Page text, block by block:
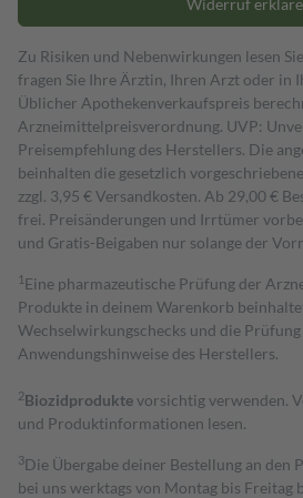
Widerruf
Zu Risiken und Nebenwirkungen lesen
fragen Sie Ihre Ärztin, Ihren Arzt oder in
Üblicher Apothekenverkaufspreis
Arzneimittelpreisverordnung. UVP:
Preisempfehlung des Herstellers. Die
beinhalten die gesetzlich
zzgl. 3,95 € Versandkosten. Ab 29,00 €
frei. Preisänderungen und Irrtümer
und Gratis-Beigaben nur solange der
1 Eine pharmazeutische Prüfung der
Produkte in deinem Warenkorb
Wechselwirkungschecks und die
Anwendungshinweise des Herstellers.
2Biozidproduktevorsichtig verwenden.
und Produktinformationen lesen.
3Die Übergabe deiner Bestellung an den
bei uns werktags von Montag bis Freitag